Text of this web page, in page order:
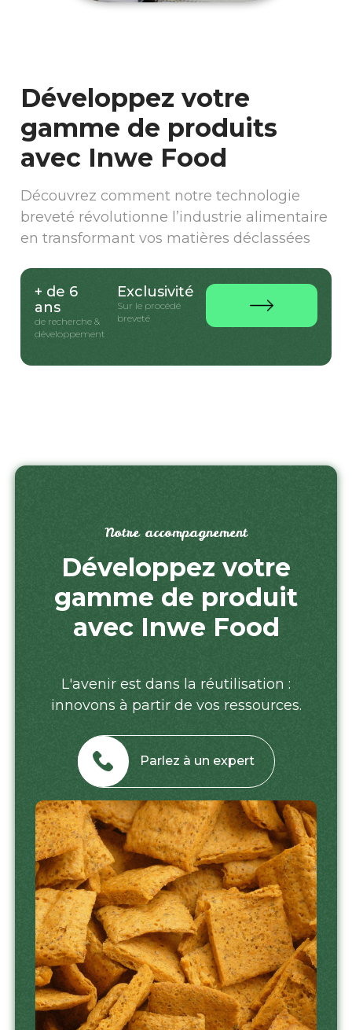
Développez votre
gamme de produits
avec Inwe Food
Découvrez comment notre technologie
breveté révolutionne l’industrie alimentaire
en transformant vos matières déclassées
+ de 6
ans
de recherche &
développement
Exclusivité
Sur le procédé
breveté
Notre accompagnement
Développez votre
gamme de produit
avec Inwe Food
L'avenir est dans la réutilisation :
innovons à partir de vos ressources.
Parlez à un expert